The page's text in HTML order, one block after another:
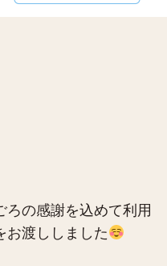
ろの感謝を込めて利用
お渡ししました